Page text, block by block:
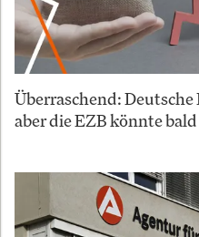
Überraschend:
aber die EZB könnte